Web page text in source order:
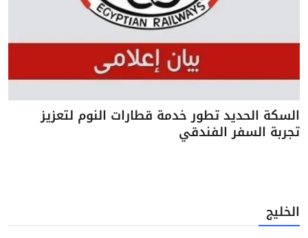
السكة الحديد تطور خدمة قطارات النوم لتعزيز
تجربة السفر الفندقي
الخليج